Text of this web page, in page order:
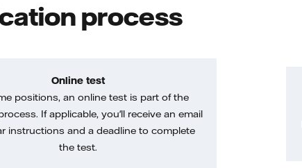
process
Online test
positions, an online test is part of the
If applicable, you'll receive an email
instructions and a deadline to complete
the test.